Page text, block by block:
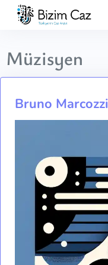
Müzisyen
Bruno Marcozzi